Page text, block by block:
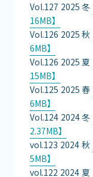
Vol.127 2025 冬
16MB】
Vol.126 2025 秋
6MB】
Vol.126 2025 夏
15MB】
Vol.125 2025 春
6MB】
Vol.124 2024 冬
2.37MB】
vol.123 2024 秋
5MB】
vol.122 2024 夏